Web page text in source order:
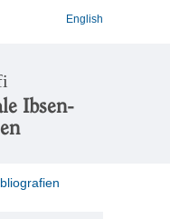
English
Ibsen-